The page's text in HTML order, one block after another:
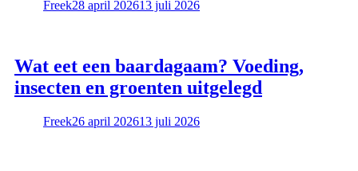
Freek28 april 202613 juli 2026
Wat eet een baardagaam? Voeding,
insecten en groenten uitgelegd
Freek26 april 202613 juli 2026